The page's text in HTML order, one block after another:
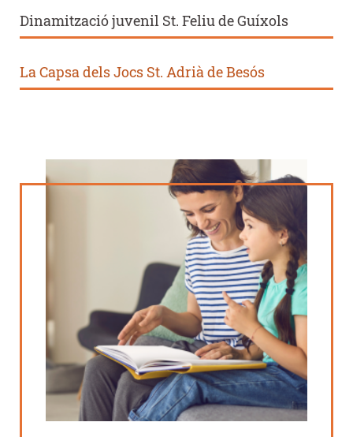
Dinamització juvenil St. Feliu de Guíxols
La Capsa dels Jocs St. Adrià de Besós